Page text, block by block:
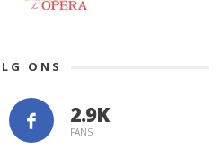
ONS
FANS